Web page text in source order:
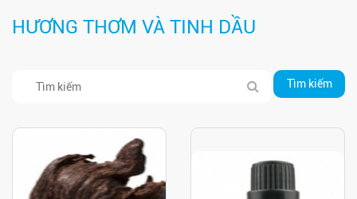
HƯƠNG THƠM VÀ TINH DẦU
Tìm kiếm